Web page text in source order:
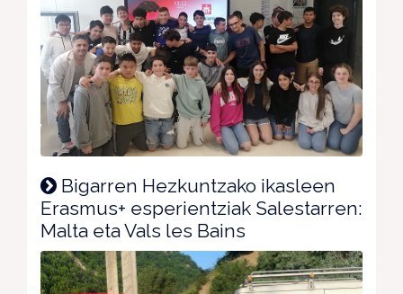
Bigarren Hezkuntzako ikasleen
Erasmus+ esperientziak Salestarren:
Malta eta Vals les Bains